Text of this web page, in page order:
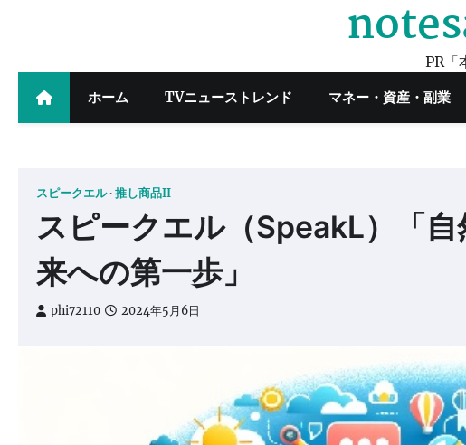
PR「
ホーム TVニューストレンド マネー・資産・副業
スピークエル 推し商品II
スピークエル（SpeakL）「
来への第一歩」
phi72110 2024年5月6日